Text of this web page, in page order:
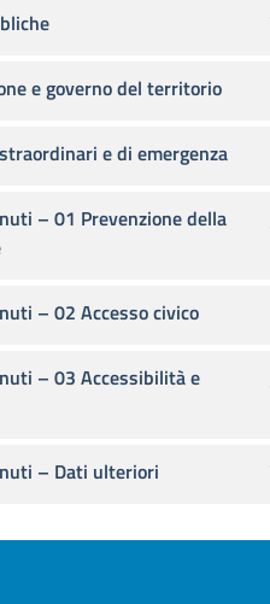
e governo del territorio
e di emergenza
– 01 Prevenzione della
– 02 Accesso civico
– 03 Accessibilità e
– Dati ulteriori